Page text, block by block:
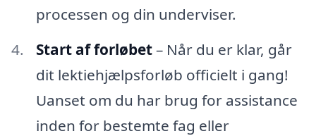
processen og din underviser.
Start af forløbet– Når du er klar, går
dit lektiehjælpsforløb officielt i gang!
Uanset om du har brug for assistance
inden for bestemte fag eller